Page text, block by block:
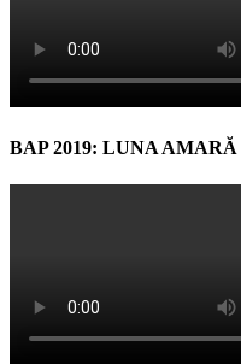
BAP 2019: LUNA AMARĂ